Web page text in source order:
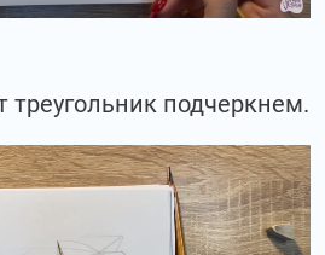
треугольник подчеркнем.